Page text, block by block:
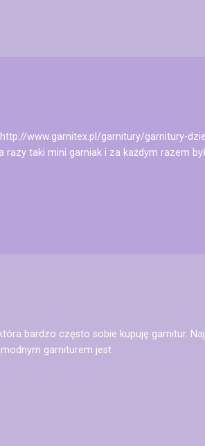
www.garnitex.pl/garnitury/garnitury-
taki mini garniak i za każdym razem
bardzo często sobie kupuję garnitur.
garniturem jest